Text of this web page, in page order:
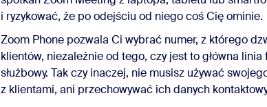
i ryzykować, że po odejściu od niego coś Cię ominie.
Zoom Phone pozwala Ci wybrać numer, z którego
klientów, niezależnie od tego, czy jest to główna
służbowy. Tak czy inaczej, nie musisz używać
z klientami, ani przechowywać ich danych